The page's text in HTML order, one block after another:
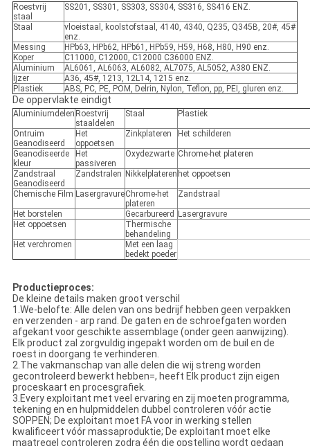
Roestvrij
staal
SS201, SS301, SS303, SS304, SS316, SS416 ENZ.
Staal
vloeistaal, koolstofstaal, 4140, 4340, Q235, Q345B, 20#, 45#
enz.
Messing
HPb63, HPb62, HPb61, HPb59, H59, H68, H80, H90 enz.
Koper
C11000, C12000, C12000 C36000 ENZ.
Aluminium
AL6061, AL6063, AL6082, AL7075, AL5052, A380 ENZ.
Ijzer
A36, 45#, 1213, 12L14, 1215 enz.
Plastiek
ABS, PC, PE, POM, Delrin, Nylon, Teflon, pp, PEI, gluren enz.
De oppervlakte eindigt
Aluminiumdelen Roestvrij
staaldelen
Staal Plastiek
Ontruim
Geanodiseerd
Het
oppoetsen
Zinkplateren Het schilderen
Geanodiseerde
kleur
Het
passiveren
Oxydezwarte Chrome-het plateren
Zandstraal
Geanodiseerd
Zandstralen Nikkelplateren het oppoetsen
Chemische Film LasergravureChrome-het
plateren
Zandstraal
Het borstelen Gecarbureerd
Lasergravure
Het oppoetsen
Thermische
behandeling
Het verchromen
Met een laag
bedekt poeder
Productieproces:
De kleine details maken groot verschil
1.We-belofte: Alle delen van ons bedrijf hebben geen verpakken
en verzenden - arp rand. De gaten en de schroefgaten worden
afgekant voor geschikte assemblage (onder geen aanwijzing).
Elk product zal zorgvuldig ingepakt worden om de buil en de
roest in doorgang te verhinderen.
2.The vakmanschap van alle delen die wij streng worden
gecontroleerd bewerkt hebben=, heeft Elk product zijn eigen
proceskaart en procesgrafiek.
3.Every exploitant met veel ervaring en zij moeten programma,
tekening en en hulpmiddelen dubbel controleren vóór actie
SOPPEN; De exploitant moet FA voor in werking stellen
kwalificeert vóór massaproduktie; De exploitant moet elke
maatregel controleren zodra één die opstelling wordt gedaan